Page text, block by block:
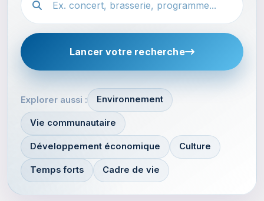
Lancer votre recherche
Explorer aussi : Environnement
Vie communautaire
Développement économique Culture
Temps forts Cadre de vie